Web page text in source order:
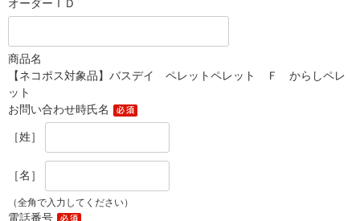
オーダーＩＤ
商品名
【ネコポス対象品】バスデイ ペレットペレット Ｆ からしペレ
ット
お問い合わせ時氏名
［姓］
［名］
（全角で入力してください）
電話番号